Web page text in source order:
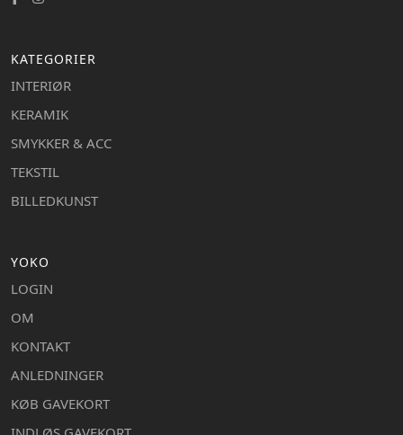
KATEGORIER
INTERIØR
KERAMIK
SMYKKER & ACC
TEKSTIL
BILLEDKUNST
YOKO
LOGIN
OM
KONTAKT
ANLEDNINGER
KØB GAVEKORT